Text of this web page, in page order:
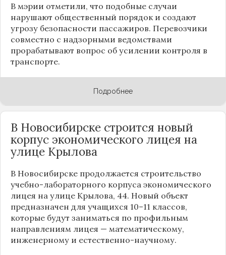
В мэрии отметили, что подобные случаи
нарушают общественный порядок и создают
угрозу безопасности пассажиров. Перевозчики
совместно с надзорными ведомствами
прорабатывают вопрос об усилении контроля в
транспорте.
Подробнее
В Новосибирске строится новый
корпус экономического лицея на
улице Крылова
В Новосибирске продолжается строительство
учебно-лабораторного корпуса экономического
лицея на улице Крылова, 44. Новый объект
предназначен для учащихся 10–11 классов,
которые будут заниматься по профильным
направлениям лицея — математическому,
инженерному и естественно-научному.